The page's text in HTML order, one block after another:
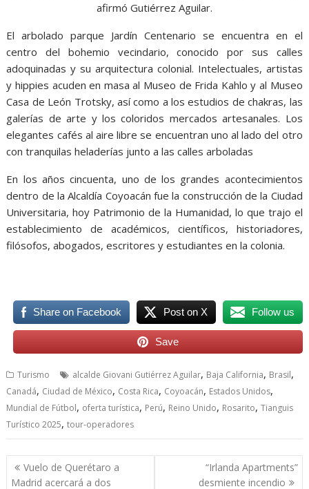
afirmó Gutiérrez Aguilar.
El arbolado parque Jardín Centenario se encuentra en el
centro del bohemio vecindario, conocido por sus calles
adoquinadas y su arquitectura colonial. Intelectuales, artistas
y hippies acuden en masa al Museo de Frida Kahlo y al Museo
Casa de León Trotsky, así como a los estudios de chakras, las
galerías de arte y los coloridos mercados artesanales. Los
elegantes cafés al aire libre se encuentran uno al lado del otro
con tranquilas heladerías junto a las calles arboladas
En los años cincuenta, uno de los grandes acontecimientos
dentro de la Alcaldía Coyoacán fue la construcción de la Ciudad
Universitaria, hoy Patrimonio de la Humanidad, lo que trajo el
establecimiento de académicos, científicos, historiadores,
filósofos, abogados, escritores y estudiantes en la colonia.
Share on Facebook Post on X Follow us
Save
Turismo alcalde Giovani Gutiérrez Aguilar, Baja California, Brasil,
Canadá, Ciudad de México, Costa Rica, Coyoacán, Estados Unidos,
Mundial de Fútbol, oferta turística, Perú, Reino Unido, Rosarito,Tianguis
Turístico 2025,tour-operadores
Navegación
de
Vuelo de Querétaro a
Madrid acercará a dos
“Irlanda Apartments”
desmiente incendio